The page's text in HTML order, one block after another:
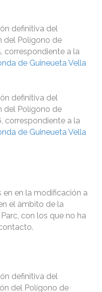
definitiva del
del Polígono de
correspondiente a la
de Guineueta Vella
definitiva del
del Polígono de
correspondiente a la
de Guineueta Vella
en en la modificación a
el ámbito de la
con los que no ha
definitiva del
del Polígono de